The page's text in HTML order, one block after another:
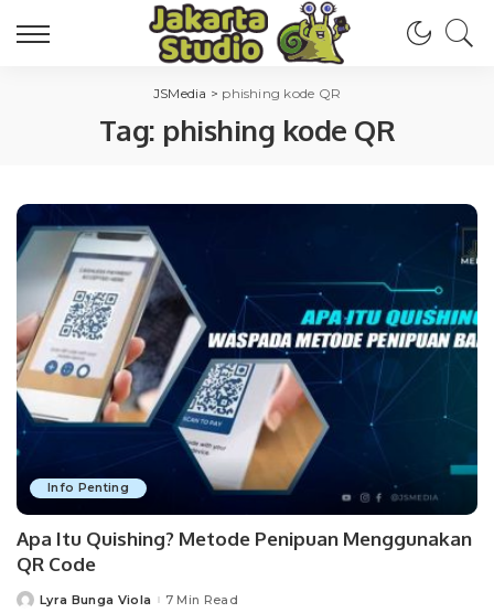
JSMedia > phishing kode QR
Tag: phishing kode QR
Info Penting
Apa Itu Quishing? Metode Penipuan Menggunakan
QR Code
PostedLyra Bunga Viola 7 Min Read